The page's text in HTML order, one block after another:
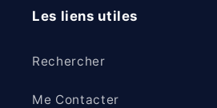
Les liens utiles
Rechercher
Me Contacter